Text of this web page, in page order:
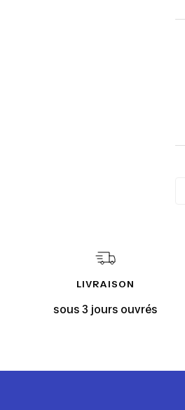
LIVRAISON
sous 3 jours ouvrés